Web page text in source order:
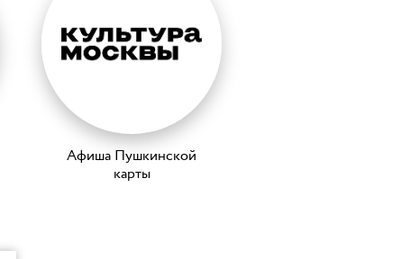
Афиша Пушкинской
карты